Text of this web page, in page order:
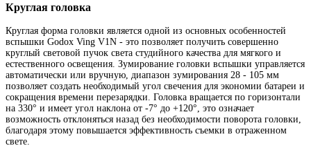
Круглая головка
Круглая форма головки является одной из основных особенностей
вспышки Godox Ving V1N - это позволяет получить совершенно
круглый световой пучок света студийного качества для мягкого и
естественного освещения. Зумирование головки вспышки управляется
автоматически или вручную, диапазон зумирования 28 - 105 мм
позволяет создать необходимый угол свечения для экономии батареи и
сокращения времени перезарядки. Головка вращается по горизонтали
на 330° и имеет угол наклона от -7° до +120°, это означает
возможность отклоняться назад без необходимости поворота головки,
благодаря этому повышается эффективность съемки в отраженном
свете.